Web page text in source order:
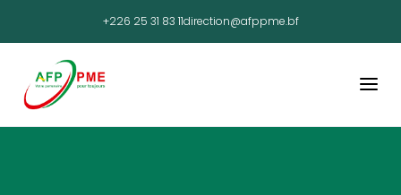
+226 25 31 83 11direction@afppme.bf